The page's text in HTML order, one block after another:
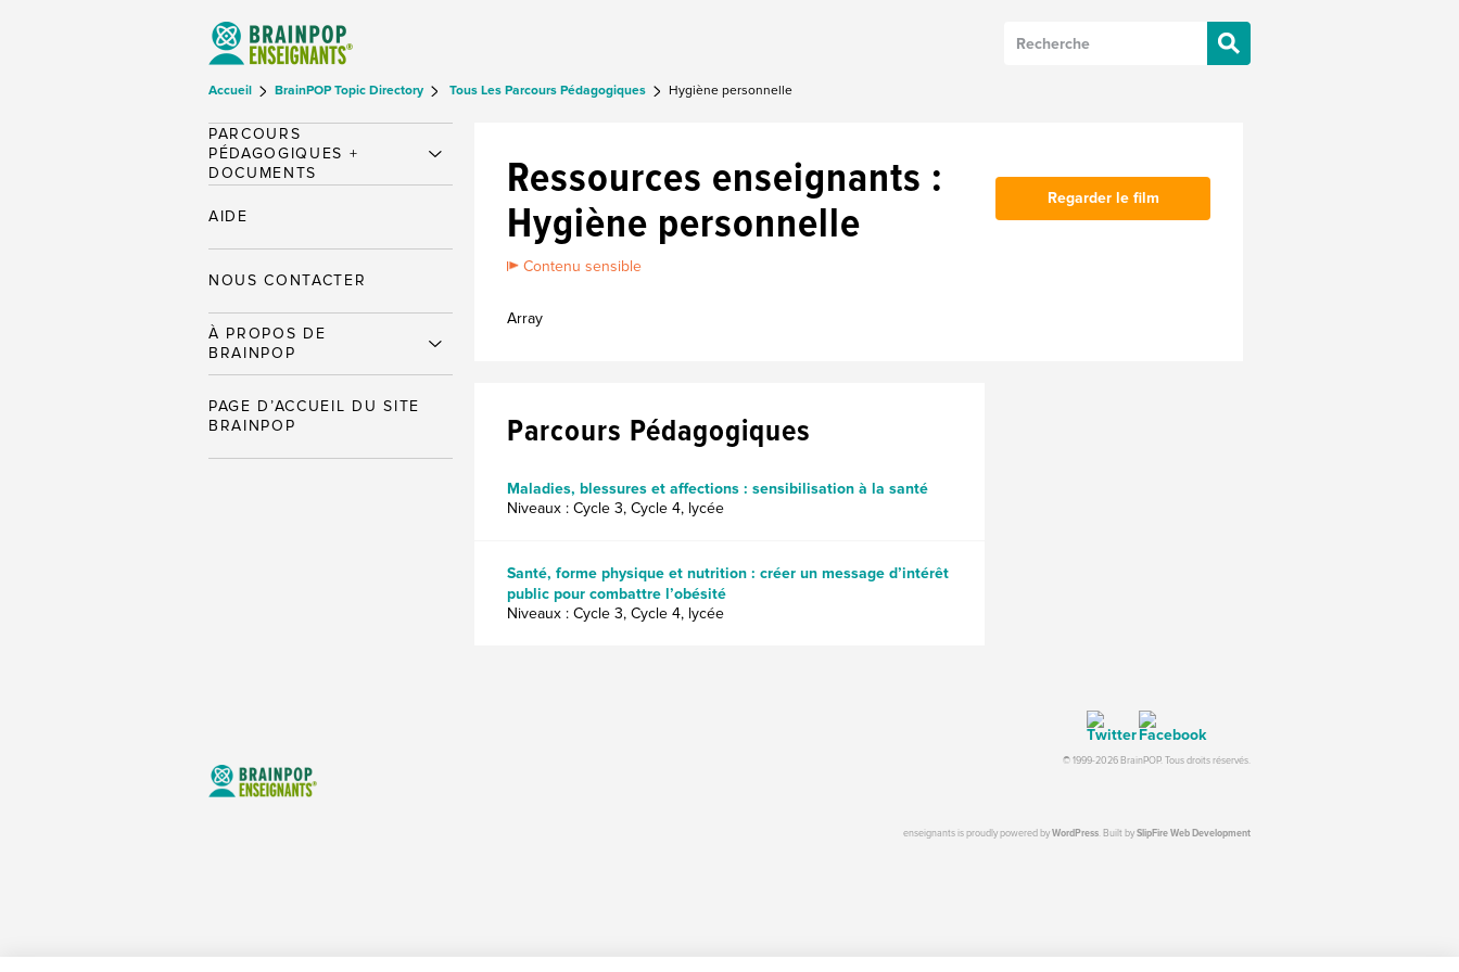
Accueil BrainPOP Topic Directory Tous Les Parcours Pédagogiques Hygiène personnelle
Ressources enseignants :
Hygiène personnelle
Contenu sensible
Array
Regarder le film
Parcours Pédagogiques
Maladies, blessures et affections : sensibilisation à la santé
Niveaux : Cycle 3, Cycle 4, lycée
Santé, forme physique et nutrition : créer un message d’intérêt
public pour combattre l’obésité
Niveaux : Cycle 3, Cycle 4, lycée
PARCOURS
PÉDAGOGIQUES +
DOCUMENTS
AIDE
NOUS CONTACTER
À PROPOS DE
BRAINPOP
PAGE D’ACCUEIL DU SITE
BRAINPOP
© 1999-2026 BrainPOP. Tous droits réservés.
enseignants is proudly powered byWordPress. Built bySlipFire Web Development